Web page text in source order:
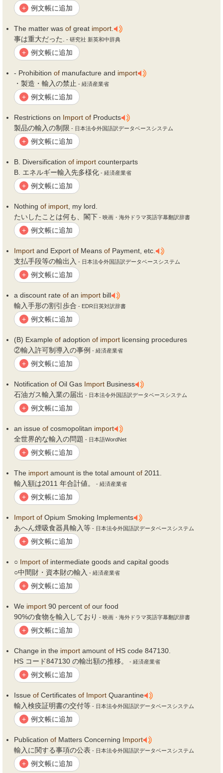
+ 例文帳に追加
The matter was of great import
事は重大だった.
- 研究社 新英和中辞典
+ 例文帳に追加
- Prohibition of manufacture and import
・製造・輸入の禁止 - 経済産業省
+ 例文帳に追加
Restrictions on Import of Products
製品の輸入の制限 - 日本法令外国語訳データベースシステム
+ 例文帳に追加
B. Diversification of import counterparts
B. エネルギー輸入先多様化 - 経済産業省
+ 例文帳に追加
Nothing of import , my lord.
たいしたことは何も、閣下 - 映画・海外ドラマ英語字幕翻訳辞書
+ 例文帳に追加
Import and Export of Means of Payment, etc.
支払手段等の輸出入 - 日本法令外国語訳データベースシステム
+ 例文帳に追加
a discount rate of an import bill
輸入手形の割引歩合 - EDR日英対訳辞書
+ 例文帳に追加
(B) Example of adoption of import licensing procedures
②輸入許可制導入の事例 - 経済産業省
+ 例文帳に追加
Notification of Oil Gas Import Business
石油ガス輸入業の届出 - 日本法令外国語訳データベースシステム
+ 例文帳に追加
an issue of cosmopolitan import
全世界的な輸入の問題 - 日本語WordNet
+ 例文帳に追加
The import amount is the total amount of 2011.
輸入額は2011 年合計値。
- 経済産業省
+ 例文帳に追加
Import of Opium Smoking Implements
あへん煙吸食器具輸入等 - 日本法令外国語訳データベースシステム
+ 例文帳に追加
○ Import of intermediate goods and capital goods
○中間財・資本財の輸入 - 経済産業省
+ 例文帳に追加
We import 90 percent of our food
90%の食物を輸入しており - 映画・海外ドラマ英語字幕翻訳辞書
+ 例文帳に追加
Change in the import amount of HS code 847130.
HS コード847130 の輸出額の推移。
- 経済産業省
+ 例文帳に追加
Issue of Certificates of Import Quarantine
輸入検疫証明書の交付等 - 日本法令外国語訳データベースシステム
+ 例文帳に追加
Publication of Matters Concerning Import
輸入に関する事項の公表 - 日本法令外国語訳データベースシステム
+ 例文帳に追加